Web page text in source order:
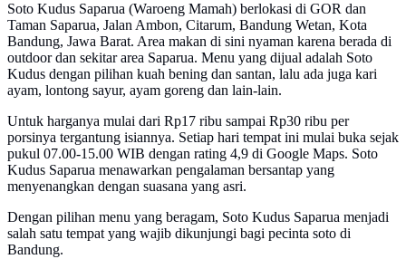
Soto Kudus Saparua (Waroeng Mamah) berlokasi di GOR dan
Taman Saparua, Jalan Ambon, Citarum, Bandung Wetan, Kota
Bandung, Jawa Barat. Area makan di sini nyaman karena berada di
outdoor dan sekitar area Saparua. Menu yang dijual adalah Soto
Kudus dengan pilihan kuah bening dan santan, lalu ada juga kari
ayam, lontong sayur, ayam goreng dan lain-lain.
Untuk harganya mulai dari Rp17 ribu sampai Rp30 ribu per
porsinya tergantung isiannya. Setiap hari tempat ini mulai buka sejak
pukul 07.00-15.00 WIB dengan rating 4,9 di Google Maps. Soto
Kudus Saparua menawarkan pengalaman bersantap yang
menyenangkan dengan suasana yang asri.
Dengan pilihan menu yang beragam, Soto Kudus Saparua menjadi
salah satu tempat yang wajib dikunjungi bagi pecinta soto di
Bandung.